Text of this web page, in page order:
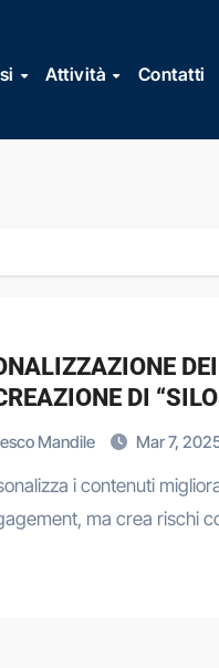
Attività Contatti
DI
Mandile Mar 7,
i contenuti
ma crea rischi